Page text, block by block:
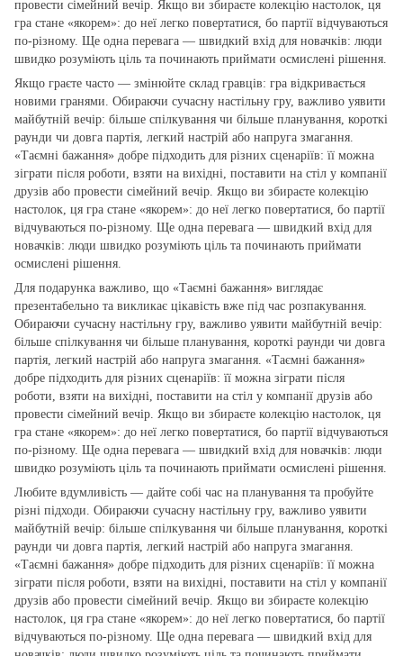
провести сімейний вечір. Якщо ви збираєте колекцію настолок, ця
гра стане «якорем»: до неї легко повертатися, бо партії відчуваються
по‑різному. Ще одна перевага — швидкий вхід для новачків: люди
швидко розуміють ціль та починають приймати осмислені рішення.
Якщо граєте часто — змінюйте склад гравців: гра відкривається
новими гранями. Обираючи сучасну настільну гру, важливо уявити
майбутній вечір: більше спілкування чи більше планування, короткі
раунди чи довга партія, легкий настрій або напруга змагання.
«Таємні бажання» добре підходить для різних сценаріїв: її можна
зіграти після роботи, взяти на вихідні, поставити на стіл у компанії
друзів або провести сімейний вечір. Якщо ви збираєте колекцію
настолок, ця гра стане «якорем»: до неї легко повертатися, бо партії
відчуваються по‑різному. Ще одна перевага — швидкий вхід для
новачків: люди швидко розуміють ціль та починають приймати
осмислені рішення.
Для подарунка важливо, що «Таємні бажання» виглядає
презентабельно та викликає цікавість вже під час розпакування.
Обираючи сучасну настільну гру, важливо уявити майбутній вечір:
більше спілкування чи більше планування, короткі раунди чи довга
партія, легкий настрій або напруга змагання. «Таємні бажання»
добре підходить для різних сценаріїв: її можна зіграти після
роботи, взяти на вихідні, поставити на стіл у компанії друзів або
провести сімейний вечір. Якщо ви збираєте колекцію настолок, ця
гра стане «якорем»: до неї легко повертатися, бо партії відчуваються
по‑різному. Ще одна перевага — швидкий вхід для новачків: люди
швидко розуміють ціль та починають приймати осмислені рішення.
Любите вдумливість — дайте собі час на планування та пробуйте
різні підходи. Обираючи сучасну настільну гру, важливо уявити
майбутній вечір: більше спілкування чи більше планування, короткі
раунди чи довга партія, легкий настрій або напруга змагання.
«Таємні бажання» добре підходить для різних сценаріїв: її можна
зіграти після роботи, взяти на вихідні, поставити на стіл у компанії
друзів або провести сімейний вечір. Якщо ви збираєте колекцію
настолок, ця гра стане «якорем»: до неї легко повертатися, бо партії
відчуваються по‑різному. Ще одна перевага — швидкий вхід для